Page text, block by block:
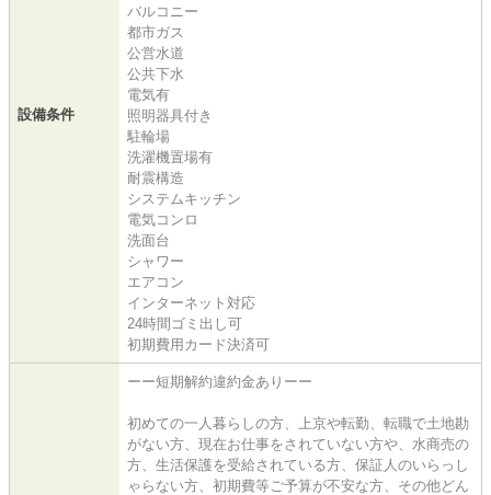
設備条件
バルコニー
都市ガス
公営水道
公共下水
電気有
照明器具付き
駐輪場
洗濯機置場有
耐震構造
システムキッチン
電気コンロ
洗面台
シャワー
エアコン
インターネット対応
24時間ゴミ出し可
初期費用カード決済可
ーー短期解約違約金ありーー
初めての一人暮らしの方、上京や転勤、転職で土地勘
がない方、現在お仕事をされていない方や、水商売の
方、生活保護を受給されている方、保証人のいらっし
ゃらない方、初期費等ご予算が不安な方、その他どん